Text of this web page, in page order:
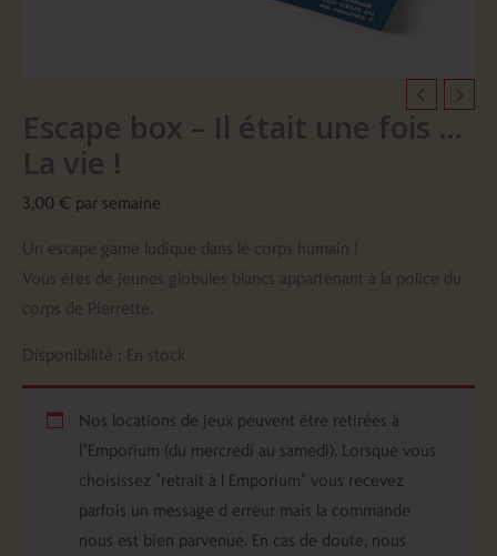
Escape box – Il était une fois …
La vie !
3,00 € par semaine
Un escape game ludique dans le corps humain !
Vous êtes de jeunes globules blancs appartenant à la police du
corps de Pierrette.
Disponibilité : En stock
Nos locations de jeux peuvent être retirées à
l"Emporium (du mercredi au samedi). Lorsque vous
choisissez "retrait à l Emporium" vous recevez
parfois un message d erreur mais la commande
nous est bien parvenue. En cas de doute, nous